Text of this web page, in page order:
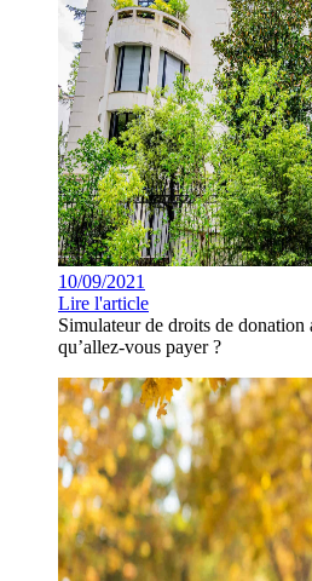
10/09/2021
Lire l'article
Simulateur de droits de donation
qu’allez-vous payer ?